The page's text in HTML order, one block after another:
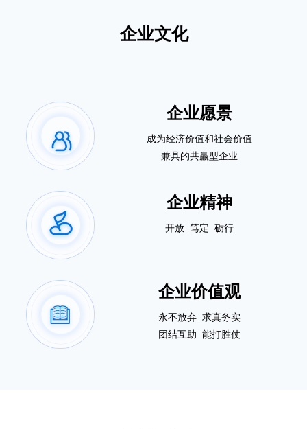
企业文化
企业愿景
成为经济价值和社会价值
兼具的共赢型企业
企业精神
开放 笃定 砺行
企业价值观
永不放弃 求真务实
团结互助 能打胜仗